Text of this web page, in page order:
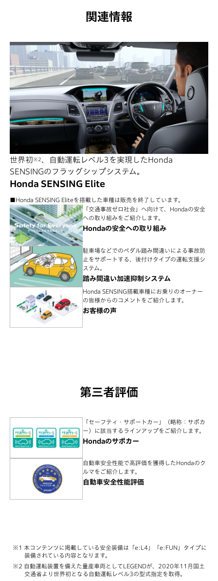
関連情報
世界初 ※2 、自動運転レベル3を実現したHonda
SENSINGのフラッグシップシステム。
Honda SENSING Elite
■Honda SENSING Eliteを搭載した車種は販売を終了しています。
「交通事故ゼロ社会」へ向けて、Hondaの安全
への取り組みをご紹介します。
Hondaの安全への取り組み
駐車場などでのペダル踏み間違いによる事故防
止をサポートする、後付けタイプの運転支援シ
ステム。
踏み間違い加速抑制システム
Honda SENSING搭載車種にお乗りのオーナー
の皆様からのコメントをご紹介します。
お客様の声
第三者評価
「セーフティ・サポートカー」（略称：サポカ
ー）に該当するラインアップをご紹介します。
Hondaのサポカー
自動車安全性能で高評価を獲得したHondaのク
ルマをご紹介します。
自動車安全性能評価
本コンテンツに掲載している安全装備は「e:L4」「e:FUN」タイプに
装備されている内容となります。
自動運転装置を備えた量産車両としてLEGENDが、2020年11月国土
交通省より世界初となる自動運転レベル3の型式指定を取得。